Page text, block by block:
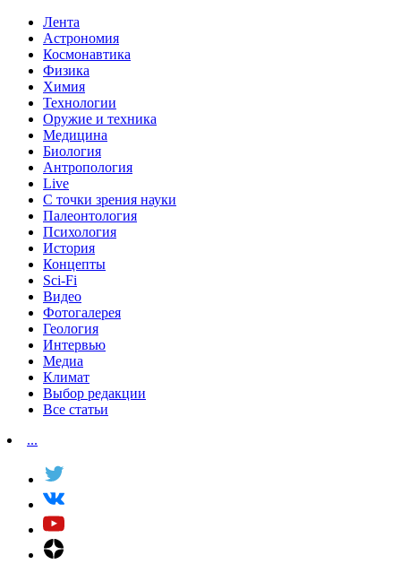
Лента
Астрономия
Космонавтика
Физика
Химия
Технологии
Оружие и техника
Медицина
Биология
Антропология
Live
С точки зрения науки
Палеонтология
Психология
История
Концепты
Sci-Fi
Видео
Фотогалерея
Геология
Интервью
Медиа
Климат
Выбор редакции
Все статьи
...